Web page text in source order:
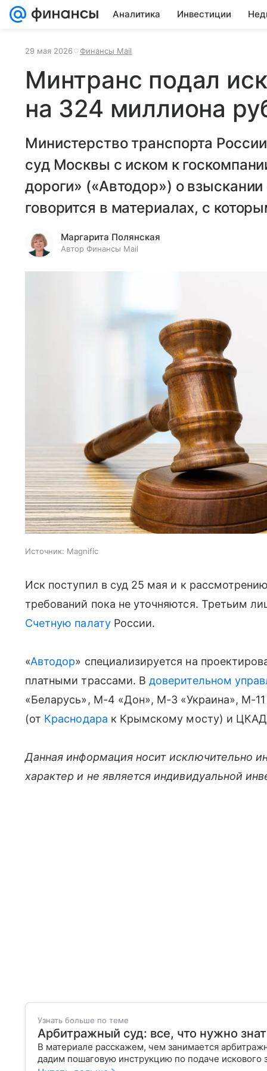
Аналитика Инвестиции
29 мая 2026 Финансы Mail
Минтранс подал
на 324 миллиона
Министерство транспорта
суд Москвы с иском к
дороги» («Автодор») о
говорится в материалах, с
Маргарита Полянская
Автор Финансы Mail
Источник: Magnific
Иск поступил в суд 25 мая и к
требований пока не уточняются. Третьим
Счетную палатуРоссии.
«Автодор» специализируется на
платными трассами. Вдоверительном
«Беларусь», М-4 «Дон», М-3 «Украина», М-
(от Краснодара к Крымскому мосту) и
Данная информация носит исключительно
характер и не является индивидуальной
Узнать больше по теме
Арбитражный суд: все, что нужно
В материале расскажем, чем занимается
дадим пошаговую инструкцию по подаче искового